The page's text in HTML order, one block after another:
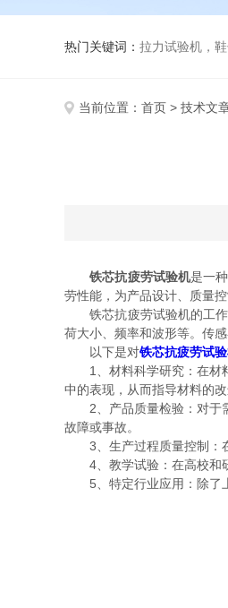
热门关键词： 拉力试验机，鞋子弯折
当前位置： 首页 > 技术文
铁芯抗疲劳试验机是一
劳性能，为产品设计、质量
铁芯抗疲劳试验机的工作
荷大小、频率和波形等。传
以下是对铁芯抗疲劳试
1、材料科学研究：在材料
中的表现，从而指导材料的改
2、产品质量检验：对于需
故障或事故。
3、生产过程质量控制：在
4、教学试验：在高校和研
5、特定行业应用：除了上